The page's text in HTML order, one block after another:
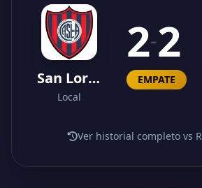
San Lorenzo
Local
2-2
EMPATE
Ver historial completo vs